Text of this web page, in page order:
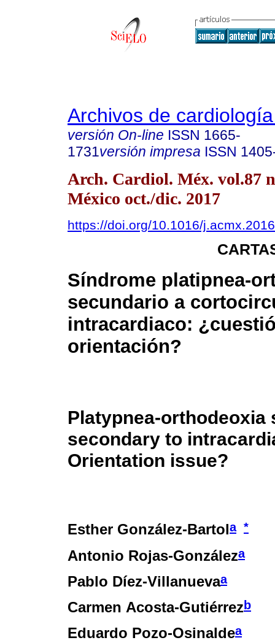
Archivos de
versión On-line ISSN 1665-
1731versión impresa ISSN
Arch. Cardiol. Méx. vol.87
México oct./dic. 2017
https://doi.org/10.1016/
Síndrome platipnea-
secundario a
intracardiaco:
orientación?
Platypnea-orthodeoxia
secondary to
Orientation issue?
Esther González-Bartola *
Antonio Rojas-Gonzáleza
Pablo Díez-Villanuevaa
Carmen Acosta-Gutiérrezb
Eduardo Pozo-Osinaldea